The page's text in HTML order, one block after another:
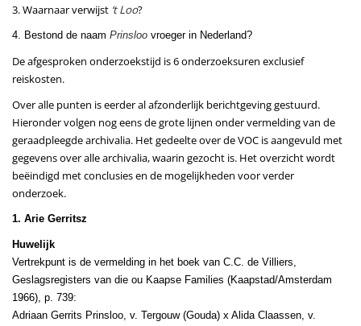
3. Waarnaar verwijst ‘t Loo?
4. Bestond de naam Prinsloo vroeger in Nederland?
De afgesproken onderzoekstijd is 6 onderzoeksuren exclusief
reiskosten.
Over alle punten is eerder al afzonderlijk berichtgeving gestuurd.
Hieronder volgen nog eens de grote lijnen onder vermelding van de
geraadpleegde archivalia. Het gedeelte over de VOC is aangevuld met
gegevens over alle archivalia, waarin gezocht is. Het overzicht wordt
beëindigd met conclusies en de mogelijkheden voor verder
onderzoek.
1. Arie Gerritsz
Huwelijk
Vertrekpunt is de vermelding in het boek van C.C. de Villiers,
Geslagsregisters van die ou Kaapse Families (Kaapstad/Amsterdam
1966), p. 739:
Adriaan Gerrits Prinsloo, v. Tergouw (Gouda) x Alida Claassen, v.